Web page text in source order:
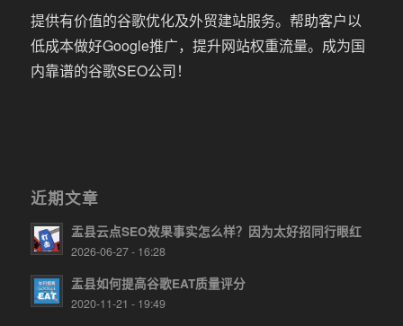
提供有价值的谷歌优化及外贸建站服务。帮助客户以
低成本做好Google推广，提升网站权重流量。成为国
内靠谱的谷歌SEO公司！
近期文章
盂县云点SEO效果事实怎么样？因为太好招同行眼红
2026-06-27 - 16:28
盂县如何提高谷歌EAT质量评分
2020-11-21 - 19:49